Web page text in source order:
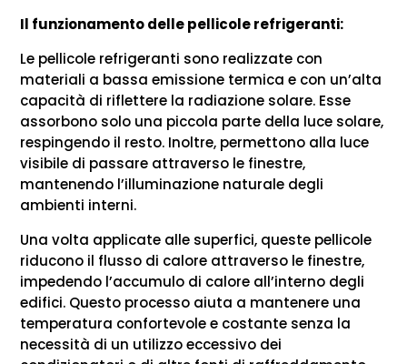
Il funzionamento delle pellicole refrigeranti:
Le pellicole refrigeranti sono realizzate con
materiali a bassa emissione termica e con un’alta
capacità di riflettere la radiazione solare. Esse
assorbono solo una piccola parte della luce solare,
respingendo il resto. Inoltre, permettono alla luce
visibile di passare attraverso le finestre,
mantenendo l’illuminazione naturale degli
ambienti interni.
Una volta applicate alle superfici, queste pellicole
riducono il flusso di calore attraverso le finestre,
impedendo l’accumulo di calore all’interno degli
edifici. Questo processo aiuta a mantenere una
temperatura confortevole e costante senza la
necessità di un utilizzo eccessivo dei